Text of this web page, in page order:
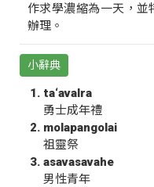
作求學濃縮為一天，並
辦理。
小辭典
ta‘avalra
勇士成年禮
molapangolai
祖靈祭
asavasavahe
男性青年